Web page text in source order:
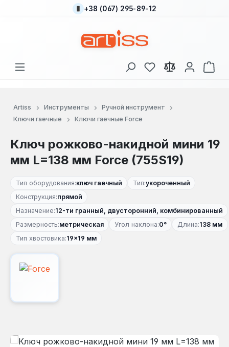
Перейти к основному содержанию
+38 (067) 295-89-12
У вас есть товары
В
Artiss Инструменты
Ручной инструмент
Ключи гаечные
Ключи гаечные Force
Ключ рожково-накидной мини 19
мм L=138 мм Force (755S19)
Тип оборудования:ключ гаечный Тип:укороченный
Конструкция:прямой
Назначение:12-ти гранный, двусторонний, комбинированный
Размерность:метрическая Угол наклона:0° Длина:138 мм
Тип хвостовика:19×19 мм
Пропустить галерею изображений